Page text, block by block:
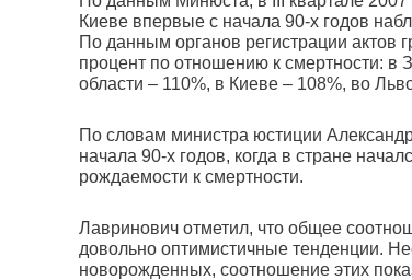
Киеве впервые с начала 90-х годов
По данным органов регистрации актов
процент по отношению к смертности: в
области – 110%, в Киеве – 108%, во
По словам министра юстиции
начала 90-х годов, когда в стране
рождаемости к смертности.
Лавринович отметил, что общее
довольно оптимистичные тенденции.
новорожденных, соотношение этих